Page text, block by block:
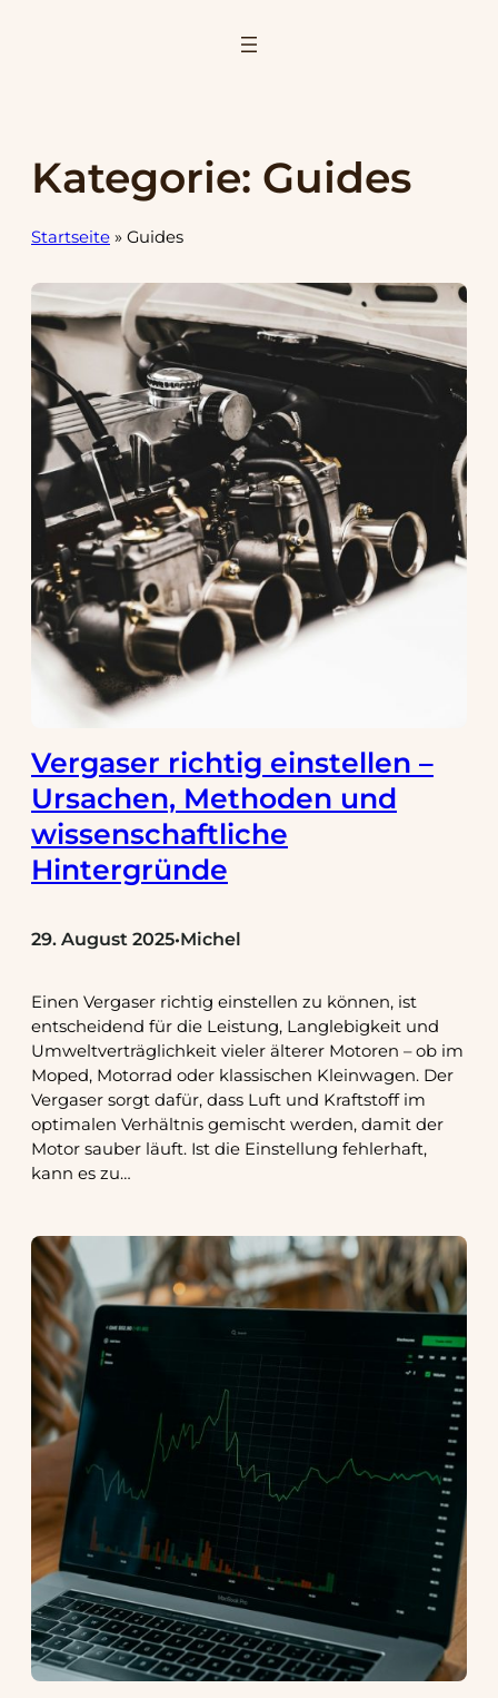
Kategorie: Guides
Startseite » Guides
Vergaser richtig einstellen –
Ursachen, Methoden und
wissenschaftliche
Hintergründe
29. August 2025•Michel
Einen Vergaser richtig einstellen zu können, ist
entscheidend für die Leistung, Langlebigkeit und
Umweltverträglichkeit vieler älterer Motoren – ob im
Moped, Motorrad oder klassischen Kleinwagen. Der
Vergaser sorgt dafür, dass Luft und Kraftstoff im
optimalen Verhältnis gemischt werden, damit der
Motor sauber läuft. Ist die Einstellung fehlerhaft,
kann es zu…